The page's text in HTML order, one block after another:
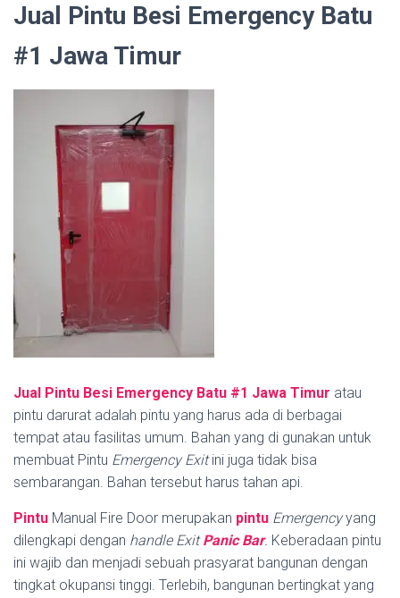
Jual Pintu Besi Emergency Batu
#1 Jawa Timur
Jual Pintu Besi Emergency Batu #1 Jawa Timur atau
pintu darurat adalah pintu yang harus ada di berbagai
tempat atau fasilitas umum. Bahan yang di gunakan untuk
membuat Pintu Emergency Exitini juga tidak bisa
sembarangan. Bahan tersebut harus tahan api.
Pintu Manual Fire Door merupakan pintu Emergencyyang
dilengkapi dengan handleExit Panic Bar. Keberadaan pintu
ini wajib dan menjadi sebuah prasyarat bangunan dengan
tingkat okupansi tinggi. Terlebih, bangunan bertingkat yang